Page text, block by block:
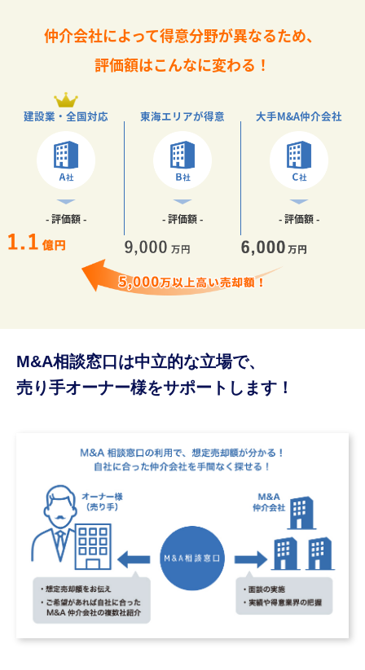
仲介会社によって得意分野が異なるため、
評価額はこんなに変わる！
建設業・全国対応
- 評価額 -
東海エリアが得意
- 評価額 -
大手M&A仲介会社
- 評価額 -
M&A相談窓口は中立的な立場で、
売り手オーナー様をサポートします！